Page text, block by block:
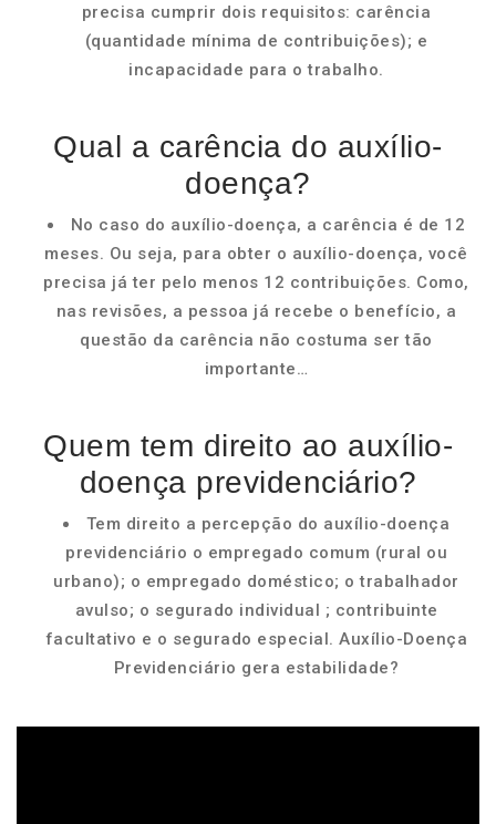
precisa cumprir dois requisitos: carência
(quantidade mínima de contribuições); e
incapacidade para o trabalho.
Qual a carência do auxílio-
doença?
No caso do auxílio-doença, a carência é de 12
meses. Ou seja, para obter o auxílio-doença, você
precisa já ter pelo menos 12 contribuições. Como,
nas revisões, a pessoa já recebe o benefício, a
questão da carência não costuma ser tão
importante…
Quem tem direito ao auxílio-
doença previdenciário?
Tem direito a percepção do auxílio-doença
previdenciário o empregado comum (rural ou
urbano); o empregado doméstico; o trabalhador
avulso; o segurado individual ; contribuinte
facultativo e o segurado especial. Auxílio-Doença
Previdenciário gera estabilidade?